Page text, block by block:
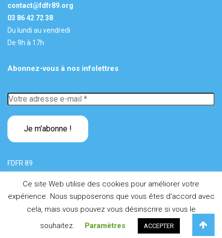
contact@fdfr89.org
03 86 42 72 38
Du lundi au vendredi
De 9h à 17h
Abonnez-vous à nos infolettres
Votre
adresse
e-
*
FDFR 89
2026FDFR 89 - 62, av. du 4 eRégiment d'Infanterie - 89000
Auxerre
Mentions légales
Ce site Web utilise des cookies pour améliorer votre
expérience. Nous supposerons que vous êtes d'accord avec
cela, mais vous pouvez vous désinscrire si vous le
souhaitez.
Paramètres ACCEPTER